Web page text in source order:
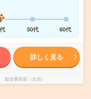
50代 60代
詳しく見る
造事業部（全国）